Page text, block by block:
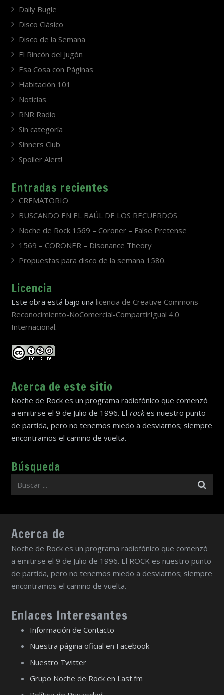
Daily Bugle
Disco Clásico
Disco de la Semana
El Rincón del Jugón
Esa Cosa con Páginas
Habitación 101
Noticias
RNR Radio
Sin categoría
Sinners Club
Spoiler Alert!
Entradas recientes
CREMATORIO
BUSCANDO EN EL BAÚL DE LOS RECUERDOS
Noche de Rock 1569 – Coroner – False Pretense
1569 – CORONER – Disonance Theory
Propuestas para disco de la semana 1580.
Licencia
Este obra está bajo una licencia de Creative Commons
Reconocimiento-NoComercial-CompartirIgual 4.0
Internacional.
Acerca de este sitio
Noche de Rock es un programa radiofónico que comenzó
a emitirse el 9 de Julio de 1996. El rockes nuestro punto
de partida, pero no tenemos miedo a desviarnos; siempre
encontramos el camino de vuelta.
Búsqueda
Acerca de
Noche de Rock es un programa radiofónico que comenzó
a emitirse el 9 de Julio de 1996. El ROCK es nuestro punto
de partida, pero no tenemos miedo a desviarnos; siempre
encontramos el camino de vuelta.
Enlaces Interesantes
Información de Contacto
Nuestra página oficial en Facebook
Nuestro Twitter
Grupo Noche de Rock en Last.fm